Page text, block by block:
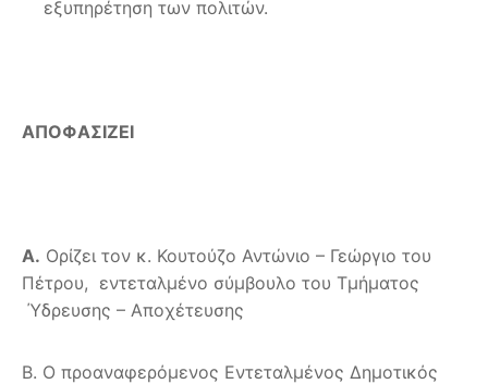
εξυπηρέτηση των πολιτών.
ΑΠΟΦΑΣΙΖΕΙ
Α. Ορίζει τον κ. Κουτούζο Αντώνιο – Γεώργιο του
Πέτρου, εντεταλμένο σύμβουλο του Τμήματος
Ύδρευσης – Αποχέτευσης
Β. Ο προαναφερόμενος Εντεταλμένος Δημοτικός